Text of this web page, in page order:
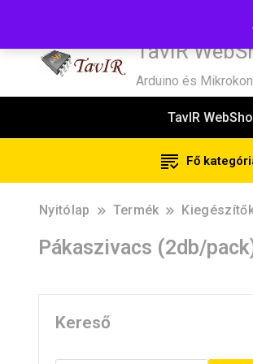
TavIR
Arduino és
TavIR
Fő
Nyitólap Termék
Pákaszivacs (2db/
Kereső